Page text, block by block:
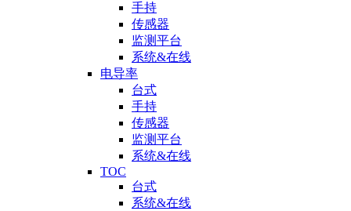
手持
传感器
监测平台
系统&在线
电导率
台式
手持
传感器
监测平台
系统&在线
TOC
台式
系统&在线